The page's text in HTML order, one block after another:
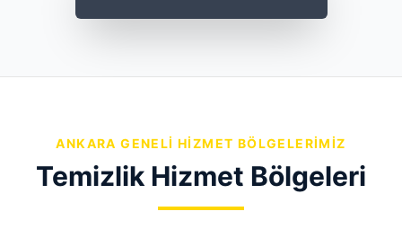
ANKARA GENELI HIZMET BÖLGELERIMIZ
Temizlik Hizmet Bölgeleri